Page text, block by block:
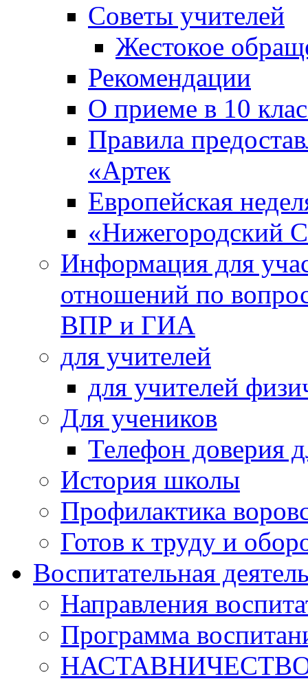
Советы учителей
Жестокое
Рекомендации
О приеме в 10
Правила
«Артек
Европейская
«Нижегородский
Информация для
отношений по
ВПР и ГИА
для учителей
для учителей
Для учеников
Телефон доверия
История школы
Профилактика
Готов к труду и
Воспитательная
Направления
Программа